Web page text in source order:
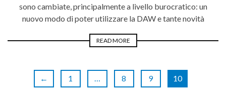
sono cambiate, principalmente a livello burocratico: un
nuovo modo di poter utilizzare la DAW e tante novità
READ MORE
← 1 … 8 9 10